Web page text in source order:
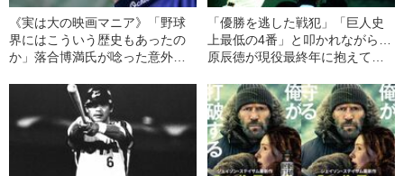
《実は大の映画マニア》「野球
界にはこういう歴史もあったの
か」落合博満氏が唸った意外す
「優勝を逃した戦犯」「巨人史
上最低の4番」と叩かれながら…
原辰徳が現役最終年に抱えてい